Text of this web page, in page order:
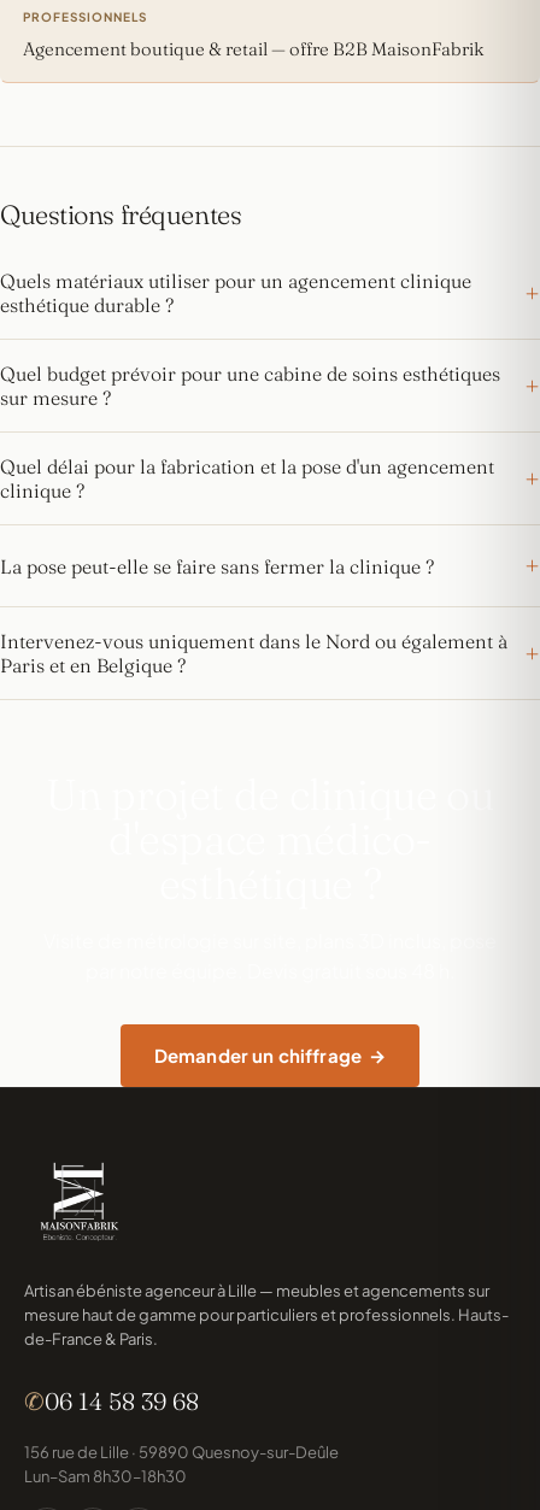
PROFESSIONNELS
Agencement boutique & retail — offre B2B MaisonFabrik
Questions fréquentes
Quels matériaux utiliser pour un agencement clinique
esthétique durable ?
Quel budget prévoir pour une cabine de soins esthétiques
sur mesure ?
Quel délai pour la fabrication et la pose d'un agencement
clinique ?
La pose peut-elle se faire sans fermer la clinique ?
Intervenez-vous uniquement dans le Nord ou également à
Paris et en Belgique ?
Demander un chiffrage
Artisan ébéniste agenceur à Lille — meubles et agencements sur
mesure haut de gamme pour particuliers et professionnels. Hauts-
de-France & Paris.
✆06 14 58 39 68
156 rue de Lille · 59890 Quesnoy-sur-Deûle
Lun–Sam 8h30–18h30